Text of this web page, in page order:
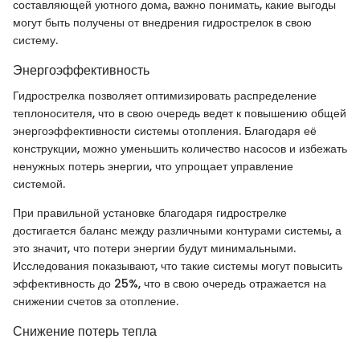
составляющей уютного дома, важно понимать, какие выгоды
могут быть получены от внедрения гидрострелок в свою
систему.
Энергоэффективность
Гидрострелка позволяет оптимизировать распределение
теплоносителя, что в свою очередь ведет к повышению общей
энергоэффективности системы отопления. Благодаря её
конструкции, можно уменьшить количество насосов и избежать
ненужных потерь энергии, что упрощает управление
системой.
При правильной установке благодаря гидрострелке
достигается баланс между различными контурами системы, а
это значит, что потери энергии будут минимальными.
Исследования показывают, что такие системы могут повысить
эффективность до 25%, что в свою очередь отражается на
снижении счетов за отопление.
Снижение потерь тепла